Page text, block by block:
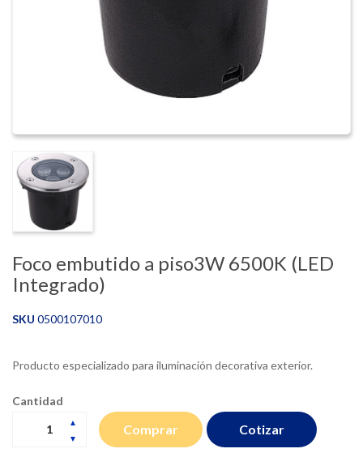
Foco embutido a piso3W 6500K (LED
Integrado)
SKU 0500107010
Producto especializado para iluminación decorativa exterior.
Cantidad
Comprar Cotizar